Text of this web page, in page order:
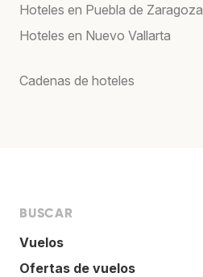
Hoteles en Puebla de Zaragoza
Hoteles en Nuevo Vallarta
Cadenas de hoteles
BUSCAR
Vuelos
Ofertas de vuelos